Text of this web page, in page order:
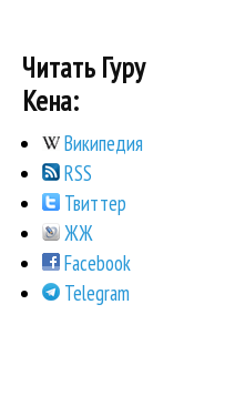
Читать Гуру
Кена:
Википедия
RSS
Твиттер
ЖЖ
Facebook
Telegram